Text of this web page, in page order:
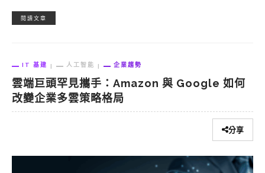
閱讀文章
IT 基建 人工智能 企業趨勢
雲端巨頭罕見攜手：Amazon 與 Google 如何
改變企業多雲策略格局
分享